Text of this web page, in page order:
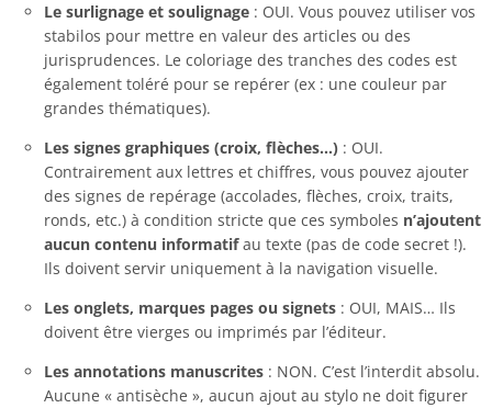
Le surlignage et soulignage : OUI. Vous pouvez utiliser vos
stabilos pour mettre en valeur des articles ou des
jurisprudences. Le coloriage des tranches des codes est
également toléré pour se repérer (ex : une couleur par
grandes thématiques).
Les signes graphiques (croix, flèches…) : OUI.
Contrairement aux lettres et chiffres, vous pouvez ajouter
des signes de repérage (accolades, flèches, croix, traits,
ronds, etc.) à condition stricte que ces symboles n’ajoutent
aucun contenu informatifau texte (pas de code secret !).
Ils doivent servir uniquement à la navigation visuelle.
Les onglets, marques pages ou signets : OUI, MAIS… Ils
doivent être vierges ou imprimés par l’éditeur.
Les annotations manuscrites : NON. C’est l’interdit absolu.
Aucune « antisèche », aucun ajout au stylo ne doit figurer